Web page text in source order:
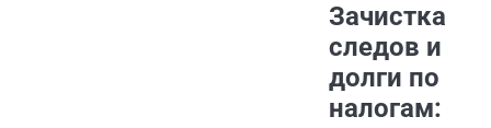
Зачистка
следов и
долги по
налогам: